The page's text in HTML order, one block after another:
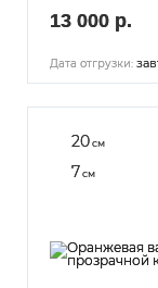
13 000 р.
Дата отгрузки:
20см
7см